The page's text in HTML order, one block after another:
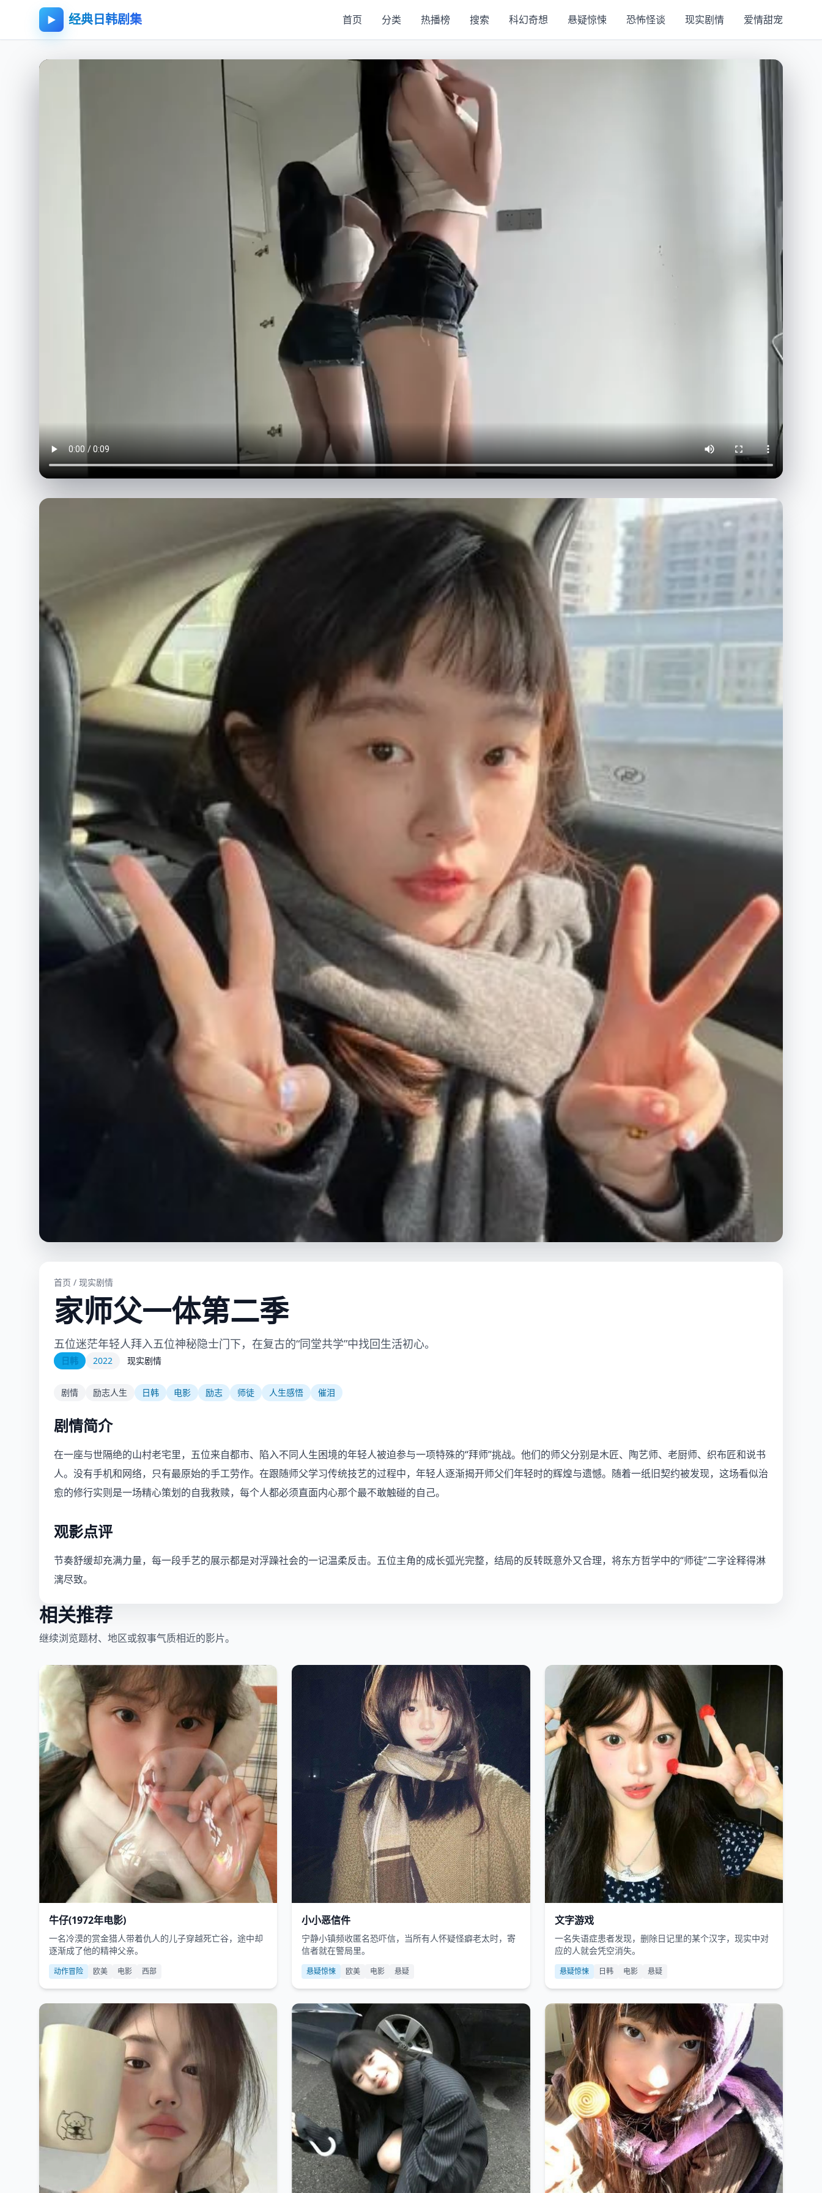
▶ 经典日韩剧集 首页 分类 热播榜 搜索 科幻奇想 悬疑惊悚 恐怖怪谈 现实剧情 爱情甜宠
首页 / 现实剧情
家师父一体第二季
五位迷茫年轻人拜入五位神秘隐士门下，在复古的“同堂共学”中找回生活初心。
日韩 2022 现实剧情
剧情 励志人生 日韩 电影 励志 师徒 人生感悟 催泪
剧情简介
在一座与世隔绝的山村老宅里，五位来自都市、陷入不同人生困境的年轻人被迫参与一项特殊的“拜师”挑战。他们的师父分别是木匠、陶艺师、老厨师、织布匠和说书
人。没有手机和网络，只有最原始的手工劳作。在跟随师父学习传统技艺的过程中，年轻人逐渐揭开师父们年轻时的辉煌与遗憾。随着一纸旧契约被发现，这场看似治
愈的修行实则是一场精心策划的自我救赎，每个人都必须直面内心那个最不敢触碰的自己。
观影点评
节奏舒缓却充满力量，每一段手艺的展示都是对浮躁社会的一记温柔反击。五位主角的成长弧光完整，结局的反转既意外又合理，将东方哲学中的“师徒”二字诠释得淋
漓尽致。
相关推荐
继续浏览题材、地区或叙事气质相近的影片。
牛仔(1972年电影)
一名冷漠的赏金猎人带着仇人的儿子穿越死亡谷，途中却
逐渐成了他的精神父亲。
动作冒险 欧美 电影 西部
小小恶信件
宁静小镇频收匿名恐吓信，当所有人怀疑怪癖老太时，寄
信者就在警局里。
悬疑惊悚 欧美 电影 悬疑
文字游戏
一名失语症患者发现，删除日记里的某个汉字，现实中对
应的人就会凭空消失。
悬疑惊悚 日韩 电影 悬疑